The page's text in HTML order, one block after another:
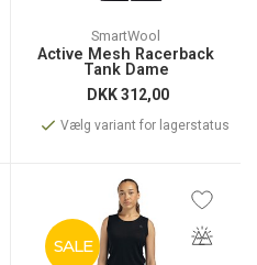
SmartWool
Active Mesh Racerback
Tank Dame
DKK312,00
Vælg variant for lagerstatus
SALE